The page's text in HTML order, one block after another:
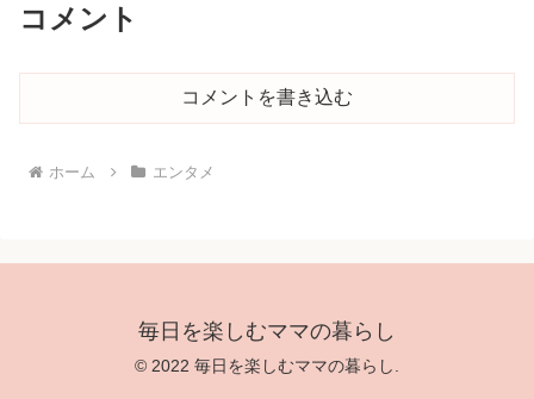
コメント
コメントを書き込む
ホーム エンタメ
毎日を楽しむママの暮らし
© 2022 毎日を楽しむママの暮らし.